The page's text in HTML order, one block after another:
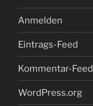
Anmelden
Eintrags-Feed
Kommentar-Feed
WordPress.org